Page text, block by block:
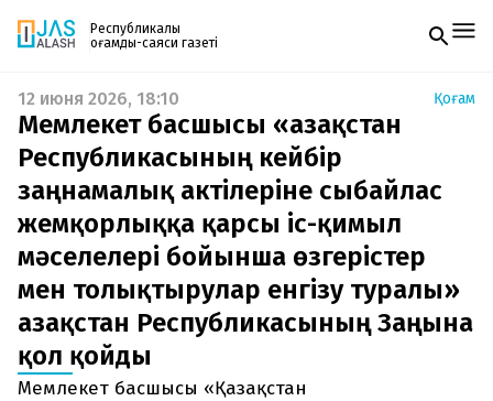
Республикалық
қоғамдық-саяси газеті
Жаңалықтар
Спорт
Live
Руханият
Аймақ
Архив
Заң және тәртіп
Редакциямен байланыс
+7 708 604 51 06
Жарнама бөлімі
+7 701 220 64 52
Пошта
zhasalash100@gmail.com
Газетке жазылу
PDF форматтағы газетті ай сайын электронды
поштаңызға алып отырыңыз. Жаңа нөмір
шыққан сәтте сізге бірден жіберіледі. Тек email
енгізіңіз, біз қалғанын өзіміз жібереміз.
12 июня 2026, 18:10 Қоғам
Мемлекет басшысы «Қазақстан
Республикасының кейбір
заңнамалық актілеріне сыбайлас
жемқорлыққа қарсы іс-қимыл
мәселелері бойынша өзгерістер
мен толықтырулар енгізу туралы»
Қазақстан Республикасының Заңына
қол қойды
Мемлекет басшысы «Қазақстан